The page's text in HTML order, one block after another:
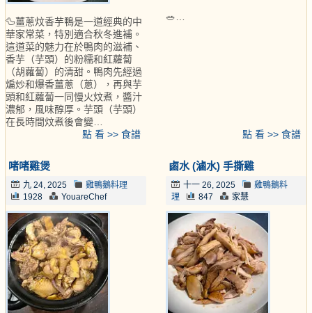
🦆薑蔥炆香芋鴨是一道經典的中
華家常菜，特別適合秋冬進補。
這道菜的魅力在於鴨肉的滋補、
香芋（芋頭）的粉糯和紅蘿蔔
（胡蘿蔔）的清甜。鴨肉先經過
煸炒和爆香薑蔥（蔥），再與芋
頭和紅蘿蔔一同慢火炆煮，醬汁
濃郁，風味醇厚。芋頭（芋頭）
在長時間炆煮後會變…
點 看 >> 食譜
🥗…
點 看 >> 食譜
啫啫雞煲
九 24, 2025
雞鴨鵝料理
1928
YouareChef
鹵水 (滷水) 手撕雞
十一 26, 2025
雞鴨鵝料
理
847 家慧